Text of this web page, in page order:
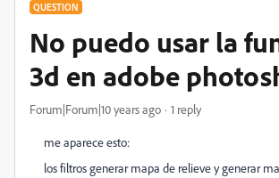
QUESTION
No puedo usar la
3d en adobe
Forum|Forum|10 years ago 1 reply
me aparece esto:
los filtros generar mapa de relieve y generar